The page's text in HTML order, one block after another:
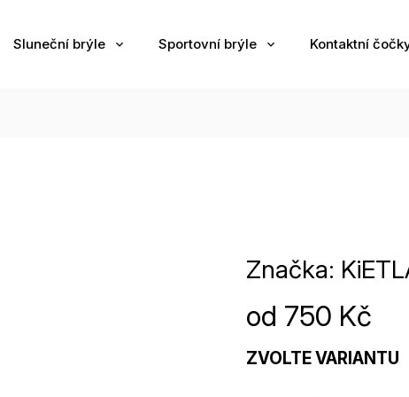
Sluneční brýle Sportovní brýle Kontaktní
Značka:
od 750 Kč
ZVOLTE VARIANTU